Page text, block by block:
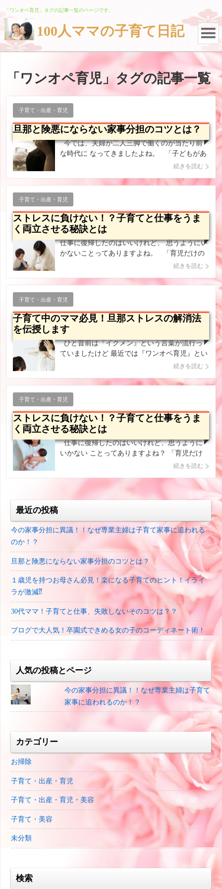
「ワンオペ育児 」タグの記事一覧のページです。
100人ママの子育て日記
「 ワンオペ育児 」タグの記事一覧
子育て・出産・育児
旦那と険悪にならない家事分担のコツとは？
今では、夫婦が二人三脚で働くのが当たり前
な時代に なってきましたよね。 「子どもがあ
る程度大きくなるまでは自分で見たい」と 妊娠
しないと 保育園に入れなくなるという、厳しい
現実がお母さんたちを 待っています。 […]
続きを読む
子育て・出産・育児
ストレスに負けない！？子育てと仕事をうま
く両立させる秘訣とは
仕事に復帰したのはいいけれど、 思うようにい
かないことってありますよね。 「育児だけの
生活から早く抜け出したい」と思って 仕事がで
はなかったのに」と後悔している お母さんもい
るかもしれません。 大事な仕事が入 […]
続きを読む
子育て・出産・育児
子育て中のママ必見！旦那ストレスの解消法
を伝授します
ひと昔前は『イクメン』という言葉が流行っ
ていましたけど 最近では『ワンオペ育児』とい
う言葉を耳にすることが 増えたように感じま
自分の趣味を 優先にして育児に関わってくれな
いお父さんもいるかもしれません。 &nb […]
続きを読む
子育て・出産・育児
ストレスに負けない！？子育てと仕事をうま
く両立させる秘訣とは
仕事に復帰したのはいいけれど、思うように
いかない ことってありますよね？ 「育児だけ
の生活から早く抜け出したい」と思って 仕事で
なかったのに」と後悔している お母さんもいる
かもしれません。 大事な仕事が入って […]
続きを読む
最近の投稿
今の家事分担に異議！！なぜ専業主婦は子育て家事に追われる
のか！？
旦那と険悪にならない家事分担のコツとは？
１歳児を持つお母さん必見！楽になる子育てのヒント！イライ
ラが激減⁇
30代ママ！子育てと仕事、失敗しないそのコツは？？
ブログで大人気！卒園式できめる女の子のコーディネート術！
人気の投稿とページ
今の家事分担に異議！！なぜ専業主婦は子育て
家事に追われるのか！？
カテゴリー
お掃除
子育て・出産・育児
子育て・出産・育児・美容
子育て・美容
未分類
検索